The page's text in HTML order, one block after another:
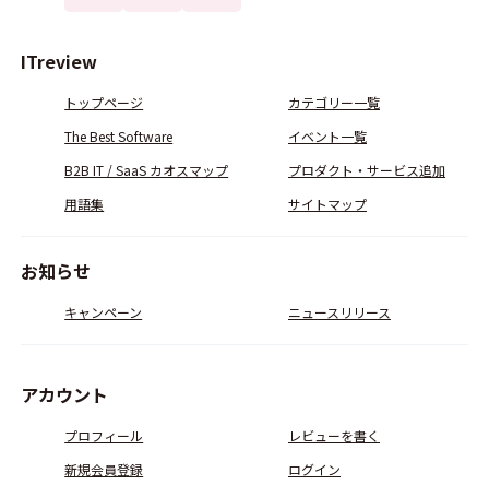
ITreview
トップページ
カテゴリー一覧
The Best Software
イベント一覧
B2B IT / SaaS カオスマップ
プロダクト・サービス追加
用語集
サイトマップ
お知らせ
キャンペーン ニュースリリース
アカウント
プロフィール
レビューを書く
新規会員登録
ログイン